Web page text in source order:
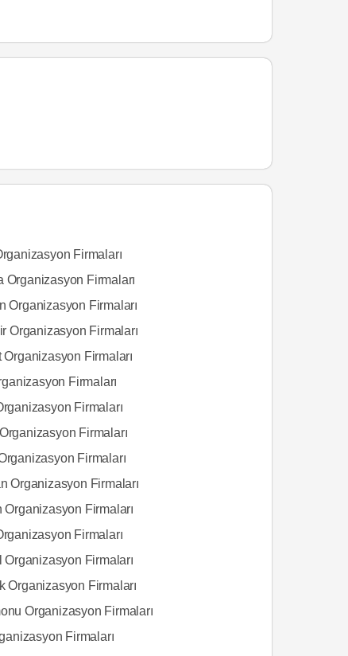
Firmaları
Organizasyon Firmaları
Organizasyon Firmaları
Organizasyon Firmaları
Organizasyon Firmaları
Firmaları
Firmaları
Firmaları
Firmaları
Organizasyon Firmaları
Organizasyon Firmaları
Firmaları
Organizasyon Firmaları
Organizasyon Firmaları
Organizasyon Firmaları
Firmaları